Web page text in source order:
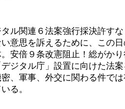
ル関連６法案強行採決許す
意思を訴えるために、この
安倍９条改憲阻止！総がか
ジタル庁」設置に向けた法
、軍事、外交に関わる件で
る。